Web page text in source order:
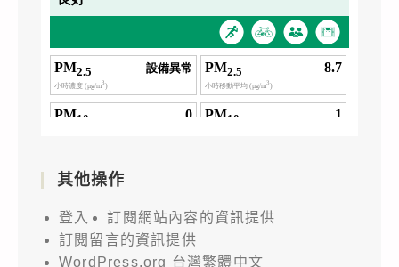
其他操作
登入
訂閱網站內容的資訊提供
訂閱留言的資訊提供
WordPress.org 台灣繁體中文